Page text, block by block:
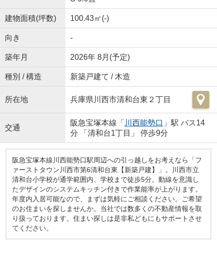
建物面積(坪数) 100.43㎡(-)
向き -
築年月 2026年 8月(予定)
種別 / 構造 新築戸建て / 木造
所在地 兵庫県川西市清和台東２丁目
交通
阪急宝塚本線「 川西能勢口 」駅 バス14
分 「清和台1丁目」 停歩9分
阪急宝塚本線川西能勢口駅周辺への引っ越しをお考えなら「フ
ァーストタウン川西市第6清和台東【新築戸建】」。川西市立
清和台小学校が通学範囲内、学校まで徒歩5分。動線を意識し
たデザインのシステムキッチン付きで作業能率が上がります。
年度内入居可能なので、まずは気軽にご相談ください。ご希望
のお住まいを探しませんか。当社では数多くの不動産情報を取
り扱っております。住まい探しは是非私どもにもサポートさせ
てください。